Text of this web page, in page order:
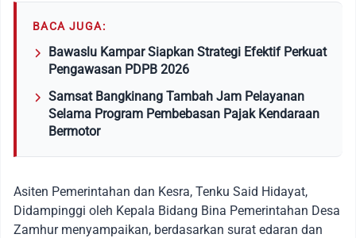
BACA JUGA:
Bawaslu Kampar Siapkan Strategi Efektif Perkuat
Pengawasan PDPB 2026
Samsat Bangkinang Tambah Jam Pelayanan
Selama Program Pembebasan Pajak Kendaraan
Bermotor
Asiten Pemerintahan dan Kesra, Tenku Said Hidayat,
Didampinggi oleh Kepala Bidang Bina Pemerintahan Desa
Zamhur menyampaikan, berdasarkan surat edaran dan